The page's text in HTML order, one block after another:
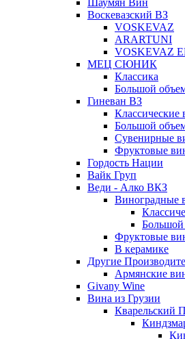
Шаумян Вин
Воскевазский ВЗ
VOSKEVAZ
ARARTUNI
VOSKEVAZ
МЕЦ СЮНИК
Классика
Большой
Гиневан ВЗ
Классические
Большой
Сувенирные
Фруктовые
Гордость Нации
Вайк Груп
Веди - Алко ВКЗ
Виноградные
Большой
Фруктовые
В керамике
Другие
Армянские
Givany Wine
Вина из Грузии
Кварельский